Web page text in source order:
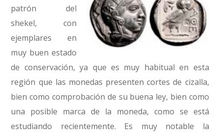
patrón del
shekel, con
ejemplares en
muy buen estado
de conservación, ya que es muy habitual en esta
región que las monedas presenten cortes de cizalla,
bien como comprobación de su buena ley, bien como
una posible marca de la moneda, como se está
estudiando recientemente. Es muy notable la